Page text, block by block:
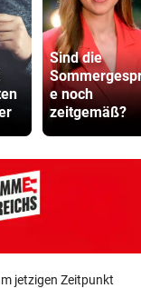
Sind die
e noch
zeitgemäß?
jetzigen Zeitpunkt